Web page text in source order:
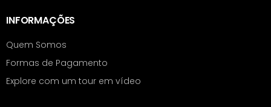
INFORMAÇÕES
Quem Somos
Formas de Pagamento
Explore com um tour em vídeo